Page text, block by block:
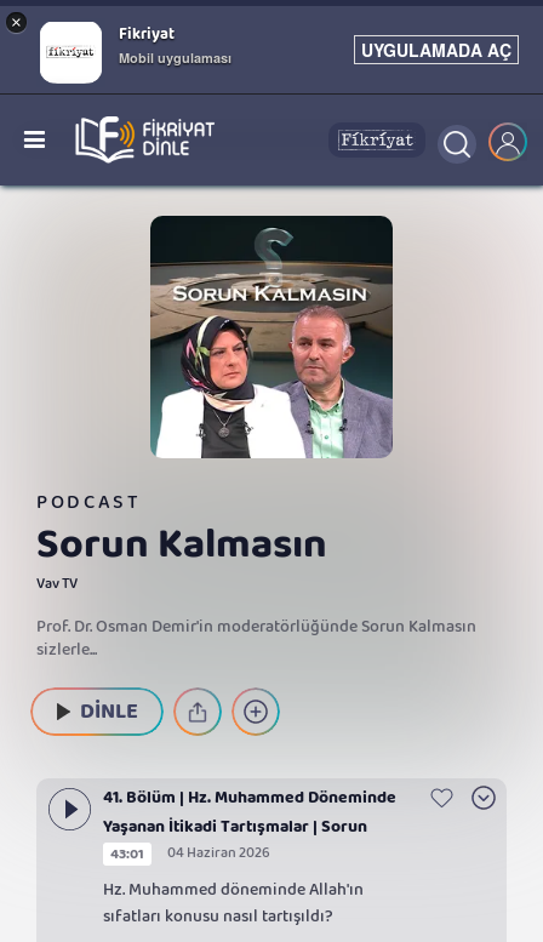
× Fikriyat
Mobil uygulaması UYGULAMADA AÇ
PODCAST
Sorun Kalmasın
Vav TV
Prof. Dr. Osman Demir'in moderatörlüğünde Sorun Kalmasın
sizlerle...
DİNLE
41. Bölüm | Hz. Muhammed Döneminde
Yaşanan İtikadi Tartışmalar | Sorun
Kalmasın
43:01 04 Haziran 2026
Hz. Muhammed döneminde Allah'ın
sıfatları konusu nasıl tartışıldı?